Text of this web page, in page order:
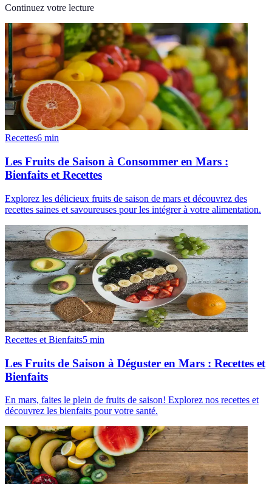
Continuez votre lecture
Recettes6 min
Les Fruits de Saison à Consommer en Mars :
Bienfaits et Recettes
Explorez les délicieux fruits de saison de mars et découvrez des
recettes saines et savoureuses pour les intégrer à votre alimentation.
Recettes et Bienfaits5 min
Les Fruits de Saison à Déguster en Mars : Recettes et
Bienfaits
En mars, faites le plein de fruits de saison! Explorez nos recettes et
découvrez les bienfaits pour votre santé.